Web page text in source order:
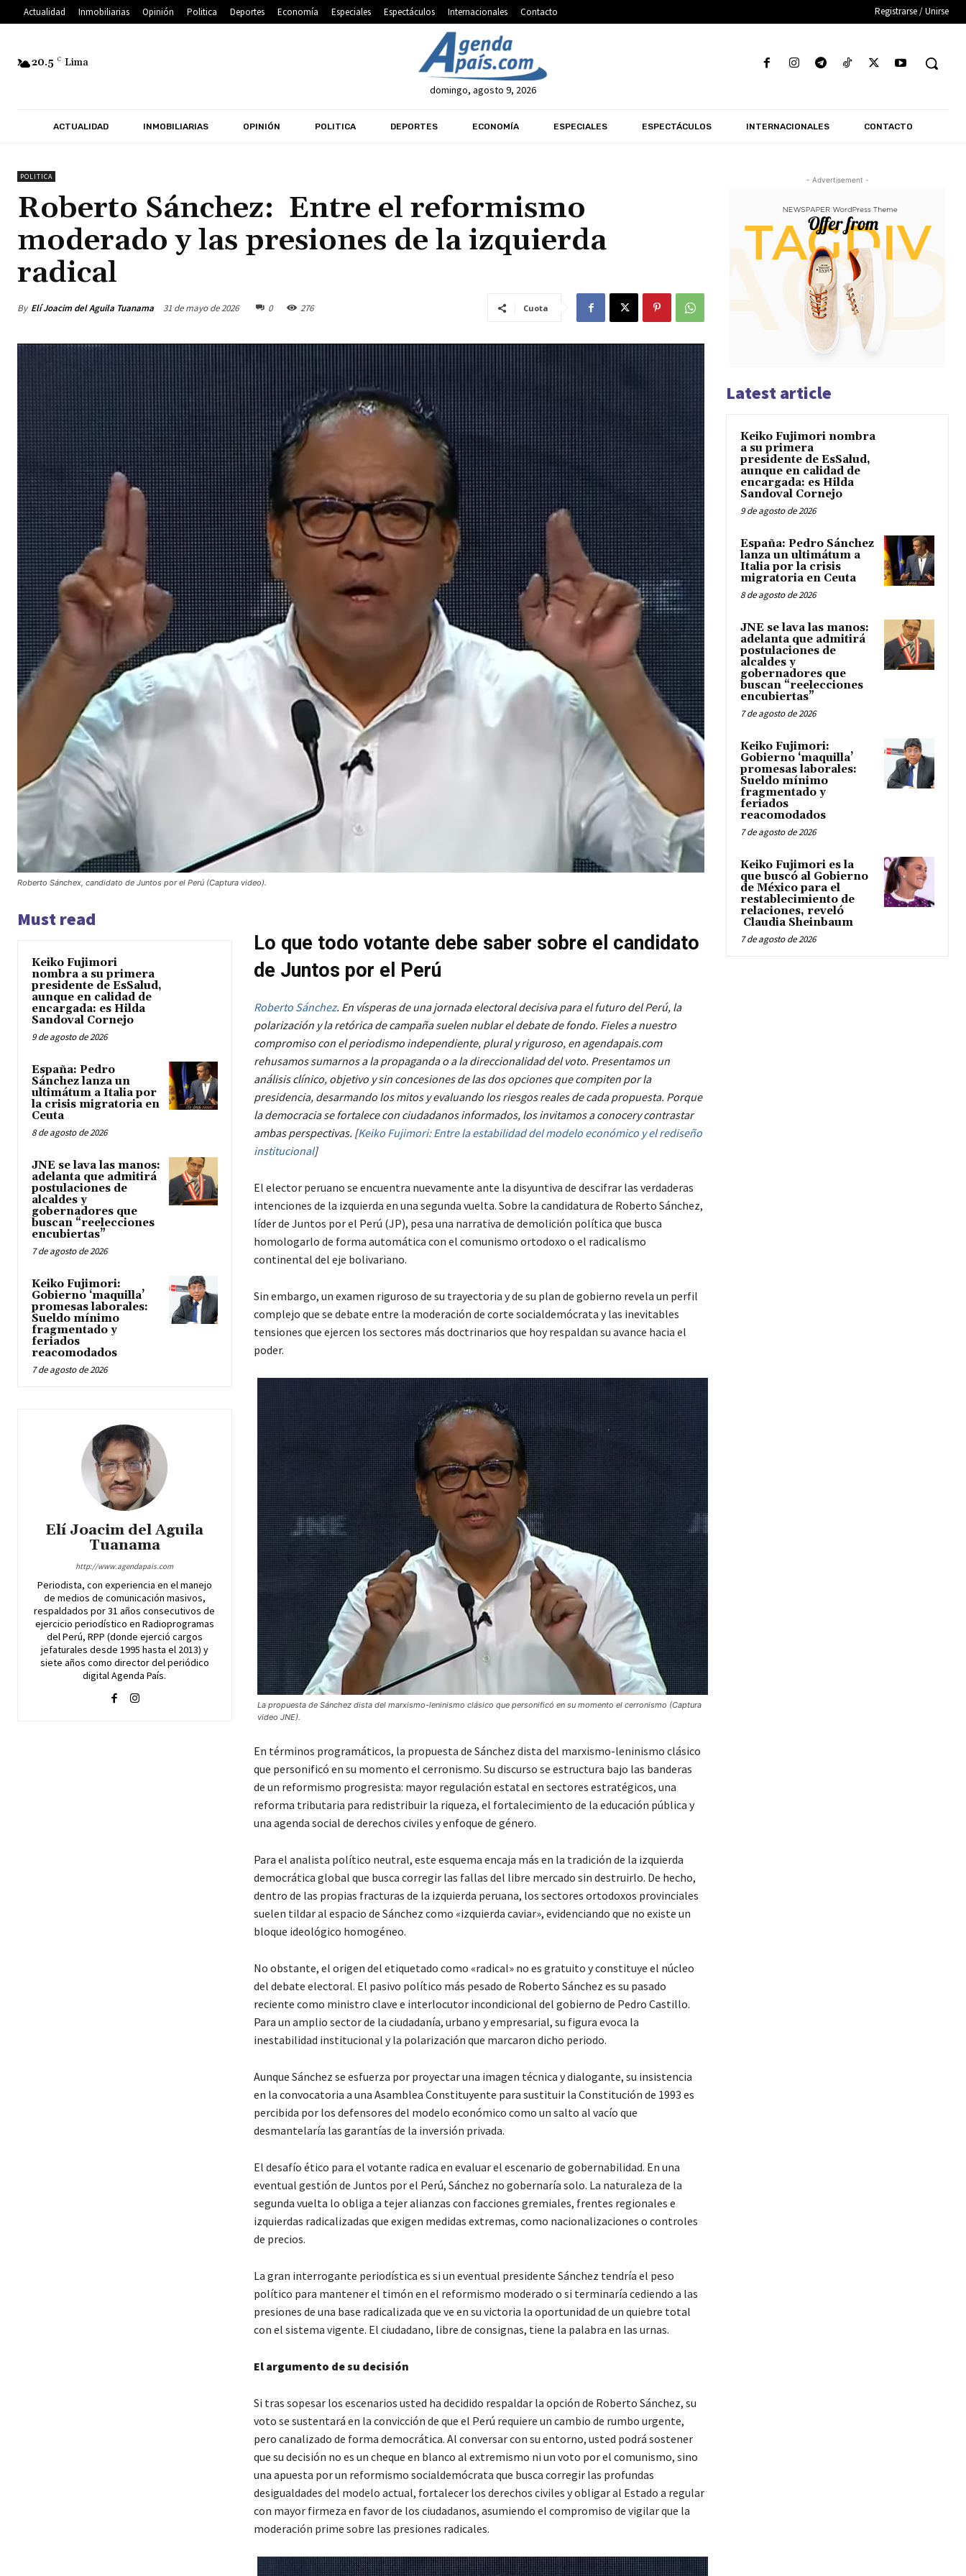
Actualidad Inmobiliarias Opinión Politica Deportes Economía Especiales Espectáculos Internacionales Contacto Registrarse / Unirse
20.5 C Lima
domingo, agosto 9, 2026
ACTUALIDAD INMOBILIARIAS OPINIÓN POLITICA DEPORTES ECONOMÍA ESPECIALES ESPECTÁCULOS INTERNACIONALES CONTACTO
POLITICA
Roberto Sánchez: Entre el reformismo
moderado y las presiones de la izquierda
radical
By Elí Joacim del Aguila Tuanama 31 de mayo de 2026 0 276 Cuota
Roberto Sánchex, candidato de Juntos por el Perú (Captura video).
Must read
Keiko Fujimori
nombra a su primera
presidente de EsSalud,
aunque en calidad de
encargada: es Hilda
Sandoval Cornejo
9 de agosto de 2026
España: Pedro
Sánchez lanza un
ultimátum a Italia por
la crisis migratoria en
Ceuta
8 de agosto de 2026
JNE se lava las manos:
adelanta que admitirá
postulaciones de
alcaldes y
gobernadores que
buscan “reelecciones
encubiertas”
7 de agosto de 2026
Keiko Fujimori:
Gobierno ‘maquilla’
promesas laborales:
Sueldo mínimo
fragmentado y
feriados
reacomodados
7 de agosto de 2026
Elí Joacim del Aguila
Tuanama
http://www.agendapais.com
Periodista, con experiencia en el manejo
de medios de comunicación masivos,
respaldados por 31 años consecutivos de
ejercicio periodístico en Radioprogramas
del Perú, RPP (donde ejerció cargos
jefaturales desde 1995 hasta el 2013) y
siete años como director del periódico
digital Agenda País.
Lo que todo votante debe saber sobre el candidato
de Juntos por el Perú
Roberto Sánchez. En vísperas de una jornada electoral decisiva para el futuro del Perú, la
polarización y la retórica de campaña suelen nublar el debate de fondo. Fieles a nuestro
compromiso con el periodismo independiente, plural y riguroso, en agendapais.com
rehusamos sumarnos a la propaganda o a la direccionalidad del voto. Presentamos un
análisis clínico, objetivo y sin concesiones de las dos opciones que compiten por la
presidencia, desarmando los mitos y evaluando los riesgos reales de cada propuesta. Porque
la democracia se fortalece con ciudadanos informados, los invitamos a conocery contrastar
ambas perspectivas. [Keiko Fujimori: Entre la estabilidad del modelo económico y el rediseño
institucional]
El elector peruano se encuentra nuevamente ante la disyuntiva de descifrar las verdaderas
intenciones de la izquierda en una segunda vuelta. Sobre la candidatura de Roberto Sánchez,
líder de Juntos por el Perú (JP), pesa una narrativa de demolición política que busca
homologarlo de forma automática con el comunismo ortodoxo o el radicalismo
continental del eje bolivariano.
Sin embargo, un examen riguroso de su trayectoria y de su plan de gobierno revela un perfil
complejo que se debate entre la moderación de corte socialdemócrata y las inevitables
tensiones que ejercen los sectores más doctrinarios que hoy respaldan su avance hacia el
poder.
La propuesta de Sánchez dista del marxismo-leninismo clásico que personificó en su momento el cerronismo (Captura
video JNE).
En términos programáticos, la propuesta de Sánchez dista del marxismo-leninismo clásico
que personificó en su momento el cerronismo. Su discurso se estructura bajo las banderas
de un reformismo progresista: mayor regulación estatal en sectores estratégicos, una
reforma tributaria para redistribuir la riqueza, el fortalecimiento de la educación pública y
una agenda social de derechos civiles y enfoque de género.
Para el analista político neutral, este esquema encaja más en la tradición de la izquierda
democrática global que busca corregir las fallas del libre mercado sin destruirlo. De hecho,
dentro de las propias fracturas de la izquierda peruana, los sectores ortodoxos provinciales
suelen tildar al espacio de Sánchez como «izquierda caviar», evidenciando que no existe un
bloque ideológico homogéneo.
No obstante, el origen del etiquetado como «radical» no es gratuito y constituye el núcleo
del debate electoral. El pasivo político más pesado de Roberto Sánchez es su pasado
reciente como ministro clave e interlocutor incondicional del gobierno de Pedro Castillo.
Para un amplio sector de la ciudadanía, urbano y empresarial, su figura evoca la
inestabilidad institucional y la polarización que marcaron dicho periodo.
Aunque Sánchez se esfuerza por proyectar una imagen técnica y dialogante, su insistencia
en la convocatoria a una Asamblea Constituyente para sustituir la Constitución de 1993 es
percibida por los defensores del modelo económico como un salto al vacío que
desmantelaría las garantías de la inversión privada.
El desafío ético para el votante radica en evaluar el escenario de gobernabilidad. En una
eventual gestión de Juntos por el Perú, Sánchez no gobernaría solo. La naturaleza de la
segunda vuelta lo obliga a tejer alianzas con facciones gremiales, frentes regionales e
izquierdas radicalizadas que exigen medidas extremas, como nacionalizaciones o controles
de precios.
La gran interrogante periodística es si un eventual presidente Sánchez tendría el peso
político para mantener el timón en el reformismo moderado o si terminaría cediendo a las
presiones de una base radicalizada que ve en su victoria la oportunidad de un quiebre total
con el sistema vigente. El ciudadano, libre de consignas, tiene la palabra en las urnas.
El argumento de su decisión
Si tras sopesar los escenarios usted ha decidido respaldar la opción de Roberto Sánchez, su
voto se sustentará en la convicción de que el Perú requiere un cambio de rumbo urgente,
pero canalizado de forma democrática. Al conversar con su entorno, usted podrá sostener
que su decisión no es un cheque en blanco al extremismo ni un voto por el comunismo, sino
una apuesta por un reformismo socialdemócrata que busca corregir las profundas
desigualdades del modelo actual, fortalecer los derechos civiles y obligar al Estado a regular
con mayor firmeza en favor de los ciudadanos, asumiendo el compromiso de vigilar que la
moderación prime sobre las presiones radicales.
- Advertisement -
Latest article
Keiko Fujimori nombra
a su primera
presidente de EsSalud,
aunque en calidad de
encargada: es Hilda
Sandoval Cornejo
9 de agosto de 2026
España: Pedro Sánchez
lanza un ultimátum a
Italia por la crisis
migratoria en Ceuta
8 de agosto de 2026
JNE se lava las manos:
adelanta que admitirá
postulaciones de
alcaldes y
gobernadores que
buscan “reelecciones
encubiertas”
7 de agosto de 2026
Keiko Fujimori:
Gobierno ‘maquilla’
promesas laborales:
Sueldo mínimo
fragmentado y
feriados
reacomodados
7 de agosto de 2026
Keiko Fujimori es la
que buscó al Gobierno
de México para el
restablecimiento de
relaciones, reveló
Claudia Sheinbaum
7 de agosto de 2026